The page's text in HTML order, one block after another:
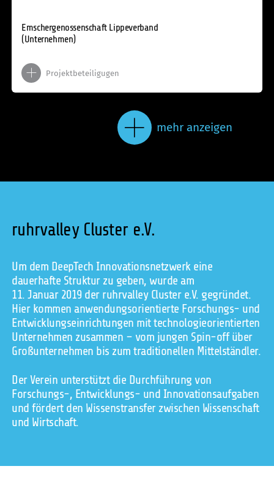
Emschergenossenschaft Lippeverband
(Unternehmen)
Projektbeteiligugen
mehr anzeigen
ruhrvalley Cluster e.V.
Um dem DeepTech Innovationsnetzwerk eine
dauerhafte Struktur zu geben, wurde am
11. Januar 2019 der ruhrvalley Cluster e.V. gegründet.
Hier kommen anwendungsorientierte Forschungs- und
Entwicklungseinrichtungen mit technologieorientierten
Unternehmen zusammen – vom jungen Spin-off über
Großunternehmen bis zum traditionellen Mittelständler.
Der Verein unterstützt die Durchführung von
Forschungs-, Entwicklungs- und Innovationsaufgaben
und fördert den Wissenstransfer zwischen Wissenschaft
und Wirtschaft.